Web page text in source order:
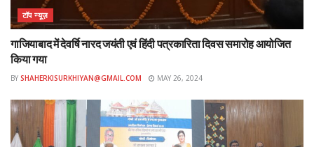
टॉप न्यूज़
गाजियाबाद में देवर्षि नारद जयंती एवं हिंदी पत्रकारिता दिवस समारोह आयोजित
किया गया
BY SHAHERKISURKHIYAN@GMAIL.COM MAY 26, 2024